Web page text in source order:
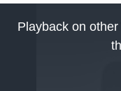
Playback on